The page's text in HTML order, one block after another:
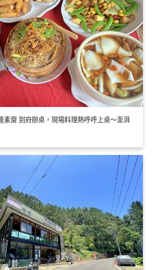
素齋 到府辦桌，現場料理熱呼呼上桌～澎湃